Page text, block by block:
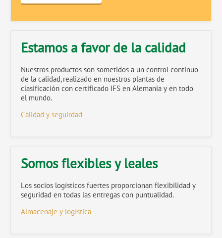
Estamos a favor de la calidad
Nuestros productos son sometidos a un control continuo
de la calidad, realizado en nuestros plantas de
clasificación con certificado IFS en Alemania y en todo
el mundo.
Calidad y seguirdad
Somos flexibles y leales
Los socios logísticos fuertes proporcionan flexibilidad y
seguridad en todas las entregas con puntualidad.
Almacenaje y logística